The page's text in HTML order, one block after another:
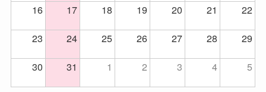
16
17 18 19 20 21
22
23
24 25 26 27 28
29
30
31 1 2 3 4 5